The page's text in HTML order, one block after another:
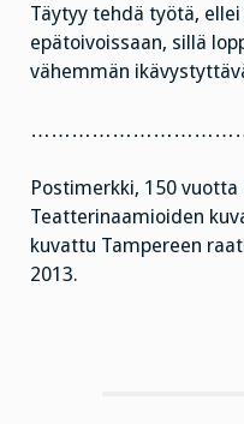
Täytyy tehdä työtä,
epätoivoissaan, sillä
vähemmän
Postimerkki, 150
Teatterinaamioiden
kuvattu Tampereen
2013.